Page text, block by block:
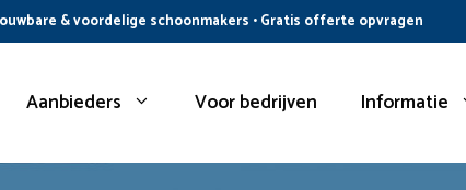
& voordelige schoonmakers • Gratis offerte opvragen
Aanbieders Voor bedrijven Informatie